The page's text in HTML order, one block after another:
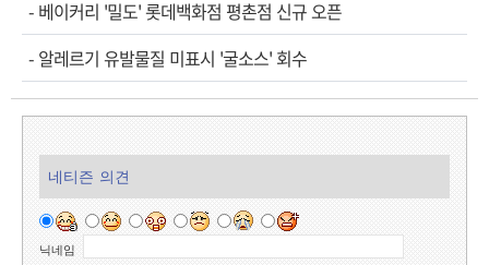
- 베이커리 '밀도' 롯데백화점 평촌점 신규 오픈
- 알레르기 유발물질 미표시 '굴소스' 회수
네티즌 의견
닉네임